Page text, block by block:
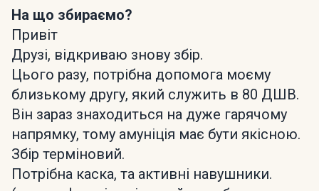
На що збираємо?
Привіт
Друзі, відкриваю знову збір.
Цього разу, потрібна допомога моєму
близькому другу, який служить в 80 ДШВ.
Він зараз знаходиться на дуже гарячому
напрямку, тому амуніція має бути якісною.
Збір терміновий.
Потрібна каска, та активні навушники.